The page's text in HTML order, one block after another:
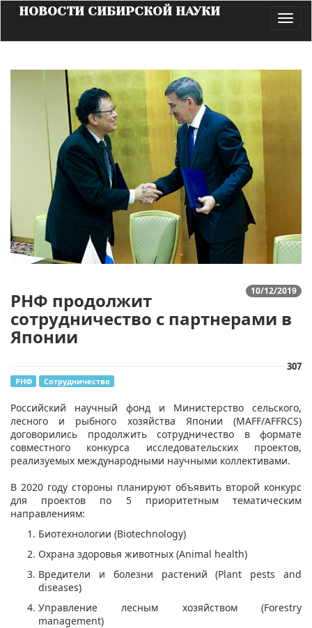
НОВОСТИ СИБИРСКОЙ НАУКИ
10/12/2019
РНФ продолжит
сотрудничество с партнерами в
Японии
307
РНФ Сотрудничество
Российский научный фонд и Министерство сельского,
лесного и рыбного хозяйства Японии (MAFF/AFFRCS)
договорились продолжить сотрудничество в формате
совместного конкурса исследовательских проектов,
реализуемых международными научными коллективами.
В 2020 году стороны планируют объявить второй конкурс
для проектов по 5 приоритетным тематическим
направлениям:
Биотехнологии (Biotechnology)
Охрана здоровья животных (Animal health)
Вредители и болезни растений (Plant pests and
diseases)
Управление лесным хозяйством (Forestry
management)